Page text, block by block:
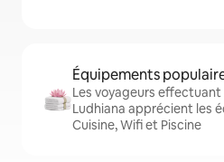
Équipements
Les voyageurs
Ludhiana apprécient les
Cuisine, Wifi et Piscine